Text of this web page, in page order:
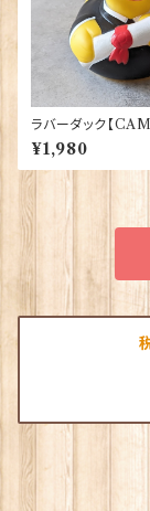
ラバーダック【
Uni.卒業生】
90365
¥1,980